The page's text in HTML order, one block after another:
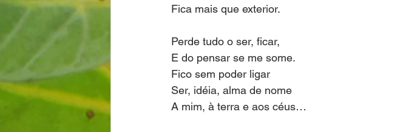
Fica mais que exterior.
Perde tudo o ser, ficar,
E do pensar se me some.
Fico sem poder ligar
Ser, idéia, alma de nome
A mim, à terra e aos céus…